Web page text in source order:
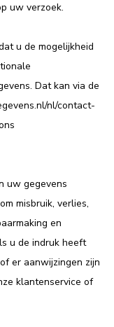
uw verzoek.
u de mogelijkheid
Dat kan via de
nl/contact-
uw gegevens
misbruik, verlies,
en
u de indruk heeft
er aanwijzingen zijn
klantenservice of